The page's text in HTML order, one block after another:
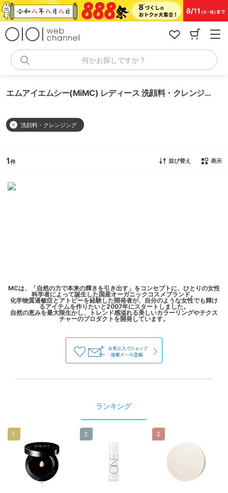
コ
ン
何かお探しですか？
エムアイエムシー(MiMC) レディース 洗顔料・クレンジング
洗顔料・クレンジング
1 並び替え 表示
MCは、「自然の力で本来の輝きを引き出す」をコンセプトに、ひとりの女性
科学者によって誕生した国産オーガニックコスメブランド。
化学物質過敏症とアトピーを経験した開発者が、自分のような女性でも輝け
るアイテムを作りたいと2007年にスタートしました。
自然の恵みを最大限生かし、トレンド感溢れる美しいカラーリングやテクス
ランキング
1 2 3